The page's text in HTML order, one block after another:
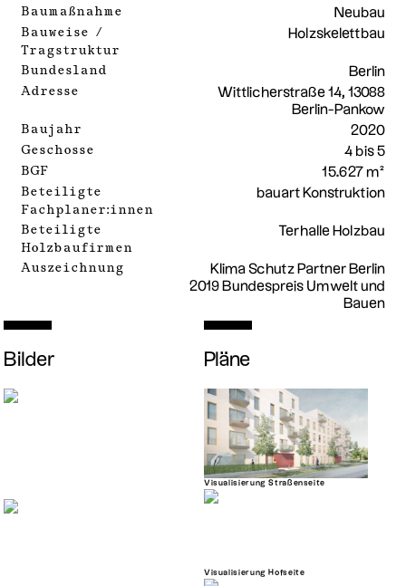
Baumaßnahme
Neubau
Bauweise /
Tragstruktur
Holzskelettbau
Bundesland
Berlin
Adresse
Wittlicherstraße 14, 13088
Berlin-Pankow
Baujahr
2020
Geschosse
4 bis 5
BGF
15.627 m²
Beteiligte
Fachplaner:innen
bauart Konstruktion
Beteiligte
Holzbaufirmen
Terhalle Holzbau
Auszeichnung
Klima Schutz Partner Berlin
2019 Bundespreis Umwelt und
Bauen
Bilder Pläne
Visualisierung Straßenseite
Visualisierung Hofseite